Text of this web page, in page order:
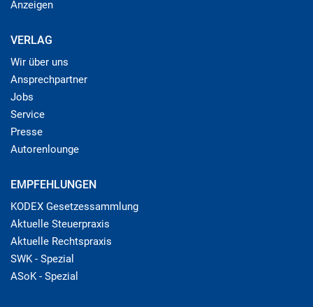
Anzeigen
VERLAG
Wir über uns
Ansprechpartner
Jobs
Service
Presse
Autorenlounge
EMPFEHLUNGEN
KODEX Gesetzessammlung
Aktuelle Steuerpraxis
Aktuelle Rechtspraxis
SWK - Spezial
ASoK - Spezial